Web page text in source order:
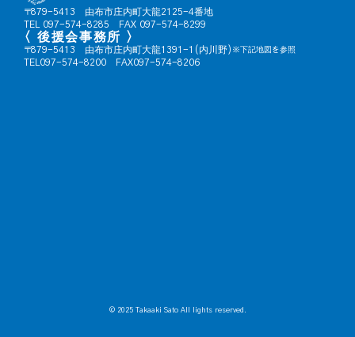
〒879-5413 由布市庄内町大龍2125-4番地
TEL 097-574-8285 FAX 097-574-8299
〈 後援会事務所 〉
〒879-5413 由布市庄内町大龍1391-1(内川野) ※下記地図を参照
TEL097-574-8200 FAX097-574-8206
© 2025 Takaaki Sato All lights reserved.